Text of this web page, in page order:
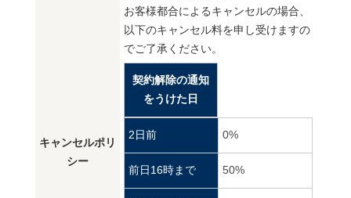
キャンセルポリ
シー
お客様都合によるキャンセルの場合、
以下のキャンセル料を申し受けますの
でご了承ください。
契約解除の通知
をうけた日
2日前 0%
前日16時まで 50%